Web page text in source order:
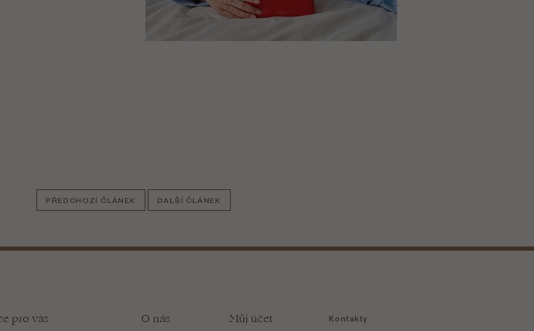
PŘEDCHOZÍ ČLÁNEK DALŠÍ ČLÁNEK
pro vás O nás Můj účet Kontakty